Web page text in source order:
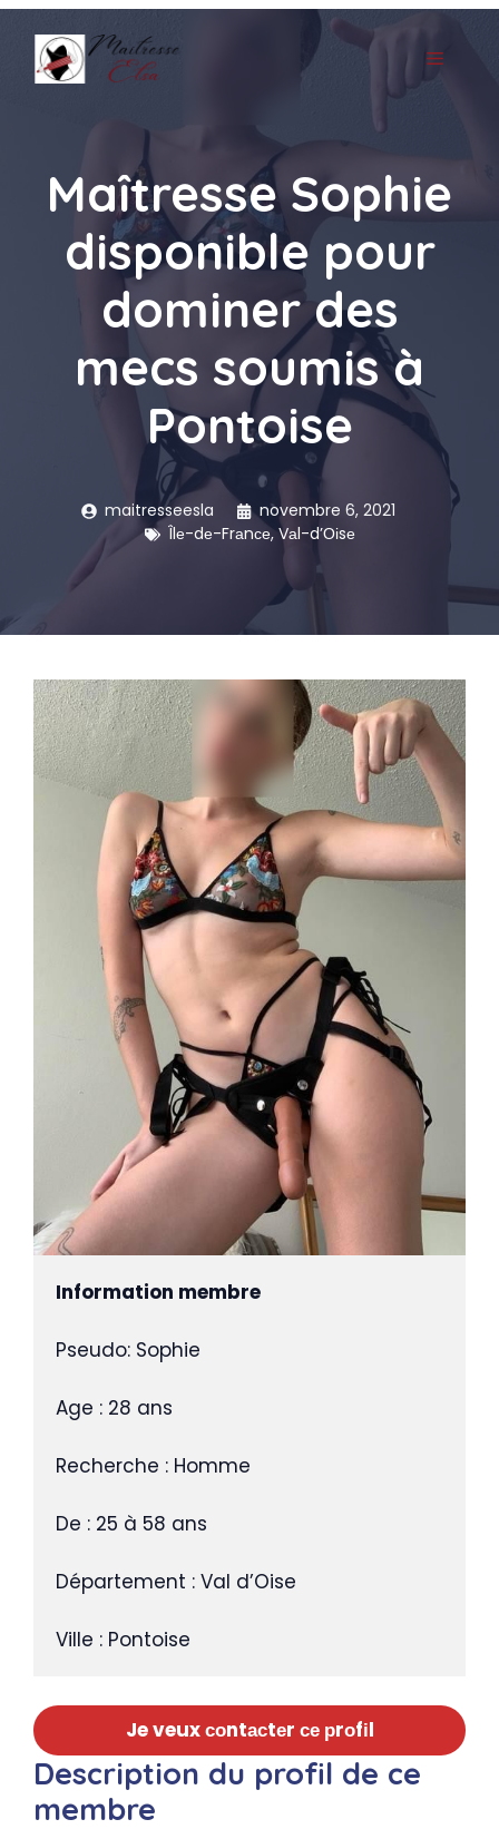
contenu
MENU
Maîtresse Sophie
disponible pour
dominer des
mecs soumis à
Pontoise
maitresseesla
novembre 6, 2021
Îlе-dе-Frаnсе, Vаl-d’Оіsе
Information membre
Pseudo: Sophie
Age : 28 ans
Recherche : Homme
De : 25 à 58 ans
Département : Val d’Oise
Ville : Pontoise
Je veux соntасtеr се рrоfіl
Description du profil de ce
membre